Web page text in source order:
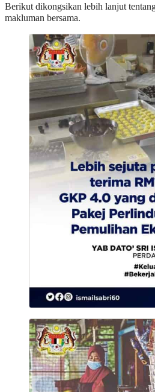
Berikut dikongsikan lebih lanjut
makluman bersama.